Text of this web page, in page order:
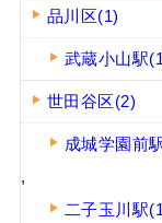
品川区(1)
武蔵小山駅
世田谷区(2)
成城学園前
,
二子玉川駅